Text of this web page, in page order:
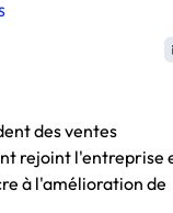
des ventes
rejoint l'entreprise
à l'amélioration de